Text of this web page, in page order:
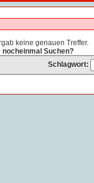
keine genauen Treffer.
nocheinmal Suchen?
Schlagwort: